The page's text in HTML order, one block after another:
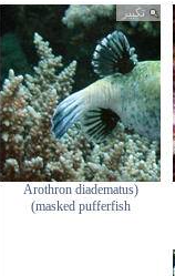
تكبير
(Arothron diadematus
(masked pufferfish